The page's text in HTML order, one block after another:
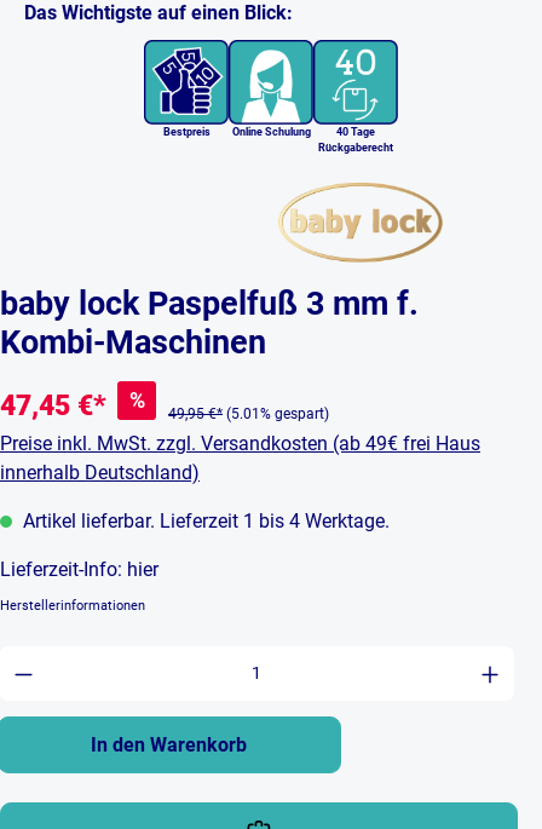
Das Wichtigste auf einen Blick:
Bestpreis Online Schulung
40 Tage
Rückgaberecht
baby lock Paspelfuß 3 mm f.
Kombi-Maschinen
47,45 €* %
49,95 €* (5.01% gespart)
Preise inkl. MwSt. zzgl. Versandkosten (ab 49€ frei Haus
innerhalb Deutschland)
Artikel lieferbar. Lieferzeit 1 bis 4 Werktage.
Lieferzeit-Info: hier
Herstellerinformationen
Anzahl: Gib den gewünschten Wert
In den Warenkorb